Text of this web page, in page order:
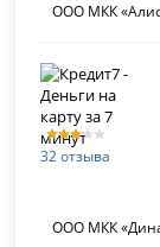
ООО МКК
32 отзыва
ООО МКК